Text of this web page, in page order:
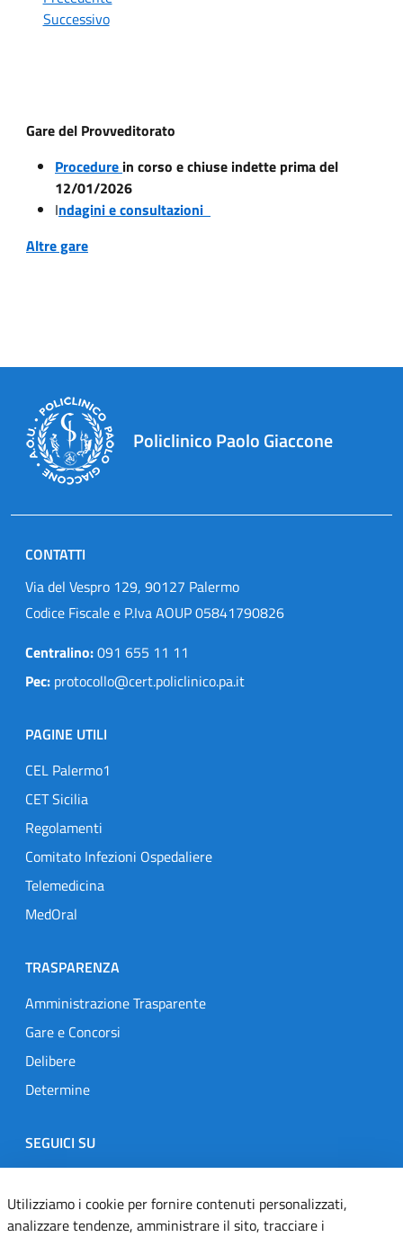
Successivo
Gare del Provveditorato
Procedure in corso e chiuse indette prima del
12/01/2026
Indagini e consultazioni
Altre gare
Policlinico Paolo Giaccone
CONTATTI
Via del Vespro 129, 90127 Palermo
Codice Fiscale e P.Iva AOUP 05841790826
Centralino:091 655 11 11
Pec: protocollo@cert.policlinico.pa.it
PAGINE UTILI
CEL Palermo1
CET Sicilia
Regolamenti
Comitato Infezioni Ospedaliere
Telemedicina
MedOral
TRASPARENZA
Amministrazione Trasparente
Gare e Concorsi
Delibere
Determine
SEGUICI SU
Designers Italia
TwitterInstagramYoutubeLinkedin
Utilizziamo i cookie per fornire contenuti personalizzati,
analizzare tendenze, amministrare il sito, tracciare i